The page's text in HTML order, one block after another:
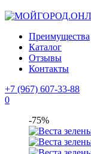
Преимущества
Каталог
Отзывы
Контакты
+7 (967) 607-33-88
0
-75%